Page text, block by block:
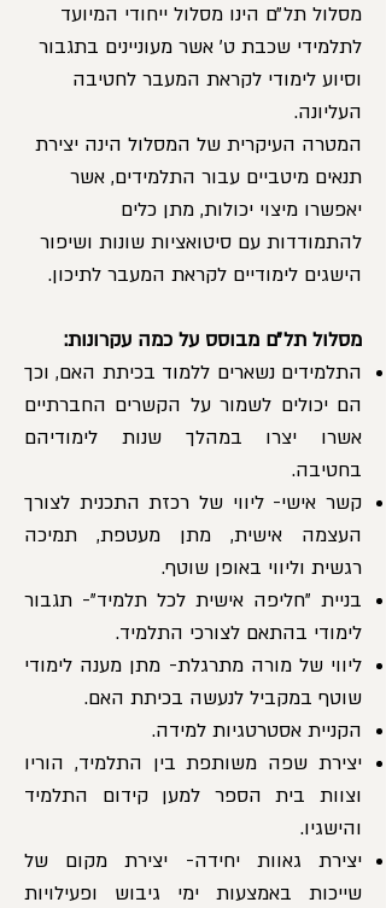
מסלול תל״ם הינו מסלול ייחודי המיועד
לתלמידי שכבת ט׳ אשר מעוניינים בתגבור
וסיוע לימודי לקראת המעבר לחטיבה
העליונה.
המטרה העיקרית של המסלול הינה יצירת
תנאים מיטביים עבור התלמידים, אשר
יאפשרו מיצוי יכולות, מתן כלים
להתמודדות עם סיטואציות שונות ושיפור
הישגים לימודיים לקראת המעבר לתיכון.
מסלול תל״ם מבוסס על כמה עקרונות:
התלמידים נשארים ללמוד בכיתת האם, וכך
הם יכולים לשמור על הקשרים החברתיים
אשרו יצרו במהלך שנות לימודיהם
בחטיבה.
קשר אישי- ליווי של רכזת התכנית לצורך
העצמה אישית, מתן מעטפת, תמיכה
רגשית וליווי באופן שוטף.
בניית "חליפה אישית לכל תלמיד"- תגבור
לימודי בהתאם לצורכי התלמיד.
ליווי של מורה מתרגלת- מתן מענה לימודי
שוטף במקביל לנעשה בכיתת האם.
הקניית אסטרטגיות למידה.
יצירת שפה משותפת בין התלמיד, הוריו
וצוות בית הספר למען קידום התלמיד
והישגיו.
יצירת גאוות יחידה- יצירת מקום של
שייכות באמצעות ימי גיבוש ופעילויות